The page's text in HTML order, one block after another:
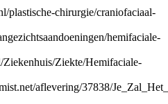
plastische-chirurgie/craniofaciaal-
hemifaciale-
Ziekte/Hemifaciale-
aflevering/37838/